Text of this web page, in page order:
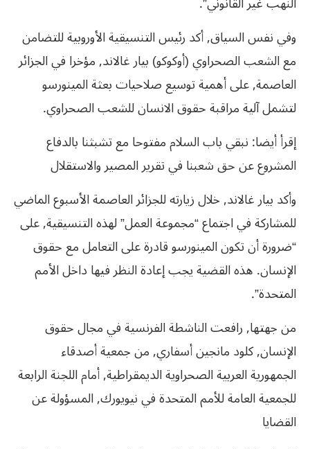
وفي نفس السياق, أكد رئيس التنسيقية الأوروبية للتضامن
مع الشعب الصحراوي (أوكوكو) بيار غالاند, مؤخرا في الجزائر
العاصمة, على أهمية توسيع صلاحيات بعثة المينورسو
لتشمل آلية مراقبة حقوق الانسان للشعب الصحراوي.
إقرأ أيضا: نبقي باب السلام مفتوحا مع تشبثنا بالدفاع
المشروع عن حق شعبنا في تقرير المصير والاستقلال
وأكد بيار غالاند, خلال زيارته للجزائر العاصمة الأسبوع الماضي
للمشاركة في اجتماع “مجموعة العمل” لهذه التنسيقية, على
“ضرورة أن تكون المينورسو قادرة على التعامل مع حقوق
الإنسان. هذه القضية يجب إعادة النظر فيها داخل الأمم
المتحدة”.
من جهتها, رافعت الناشطة الفرنسية في مجال حقوق
الإنسان, كلود مانجين أسفاري, من جمعية أصدقاء
الجمهورية العربية الصحراوية الديمقراطية, أمام اللجنة الرابعة
للجمعية العامة للأمم المتحدة في نيويورك, المسؤولة عن
القضايا